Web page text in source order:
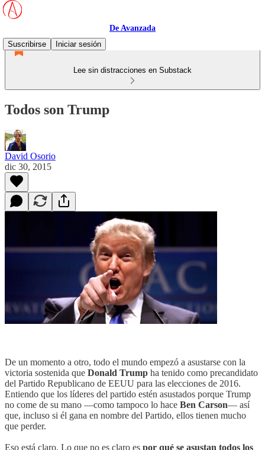
De Avanzada
Suscribirse
Iniciar sesión
Lee sin distracciones en Substack
Todos son Trump
David Osorio
dic 30, 2015
De un momento a otro, todo el mundo empezó a asustarse con la
victoria sostenida que Donald Trump ha tenido como precandidato
del Partido Republicano de EEUU para las elecciones de 2016.
Entiendo que los líderes del partido estén asustados porque Trump
no come de su mano —como tampoco lo hace Ben Carson— así
que, incluso si él gana en nombre del Partido, ellos tienen mucho
que perder.
Eso está claro. Lo que no es claro es por qué se asustan todos los